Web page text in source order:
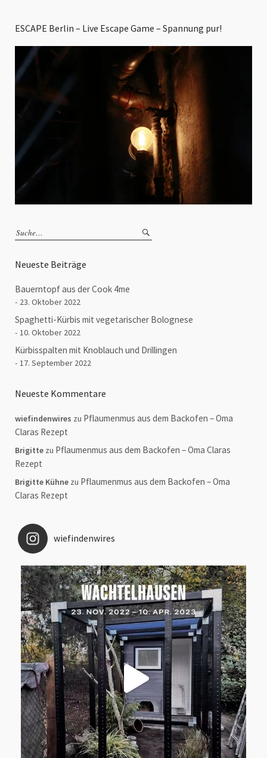
ESCAPE Berlin – Live Escape Game – Spannung pur!
Neueste Beiträge
Bauerntopf aus der Cook 4me
23. Oktober 2022
Spaghetti-Kürbis mit vegetarischer Bolognese
10. Oktober 2022
Kürbisspalten mit Knoblauch und Drillingen
17. September 2022
Neueste Kommentare
wiefindenwires zu Pflaumenmus aus dem Backofen – Oma
Claras Rezept
Brigitte zu Pflaumenmus aus dem Backofen – Oma Claras
Rezept
Brigitte Kühne zu Pflaumenmus aus dem Backofen – Oma
Claras Rezept
wiefindenwires